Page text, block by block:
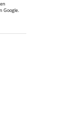
Google.